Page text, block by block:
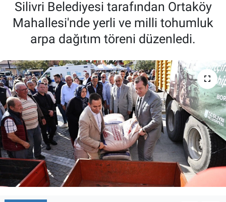
Silivri Belediyesi tarafından Ortaköy
Mahallesi'nde yerli ve milli tohumluk
arpa dağıtım töreni düzenledi.